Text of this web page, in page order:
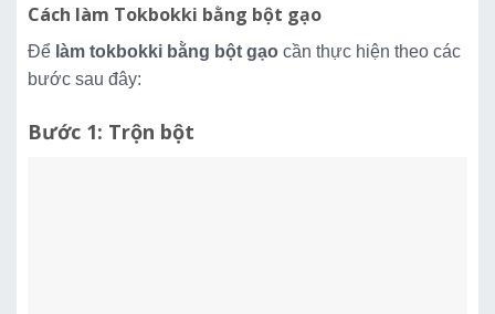
Cách làm Tokbokki bằng bột gạo
Để làm tokbokki bằng bột gạo cần thực hiện theo các
bước sau đây:
Bước 1: Trộn bột